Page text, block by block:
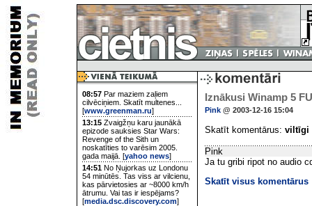
08:57 Par maziem zaļiem
cilvēciņiem. Skatīt multenes...
[www.greenman.ru]
13:15 Zvaigžņu karu jaunākā
epizode sauksies Star Wars:
Revenge of the Sith un
noskatīties to varēsim 2005.
gada maijā. [yahoo news]
14:51 No Ņujorkas uz Londonu
54 minūtēs. Tas viss ar vilcienu,
kas pārvietosies ar ~8000 km/h
ātrumu. Vai tas ir iespējams?
[media.dsc.discovery.com]
Iznākusi Winamp 5
Pink @ 2003-12-16 15:04
Skatīt komentārus: viltīgi
Pink
Ja tu gribi ripot no audio
Skatīt visus komentārus